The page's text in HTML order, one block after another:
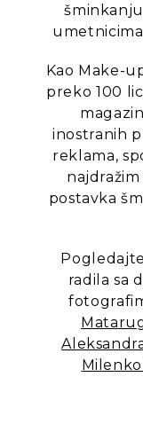
Kao Make-
preko 100
inostranih
reklama,
postavka
radila sa